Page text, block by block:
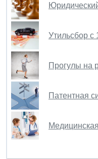
Утильсбор с
Прогулы на
Патентная